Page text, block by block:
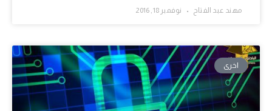
مهند عبد الفتاح نوفمبر 18, 2016
اخرى